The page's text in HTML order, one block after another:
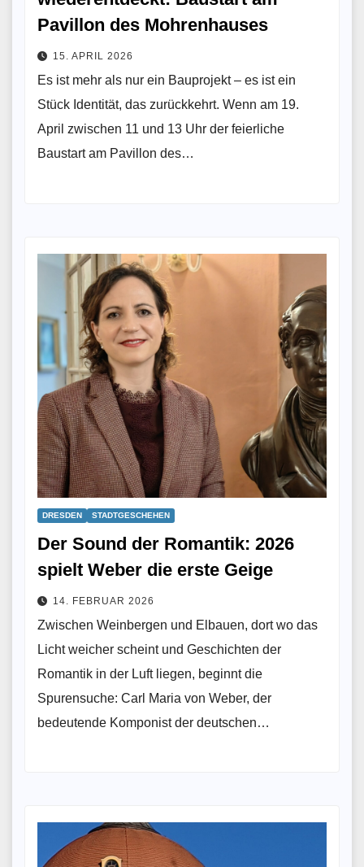
Pavillon des Mohrenhauses
15. APRIL 2026
Es ist mehr als nur ein Bauprojekt – es ist ein
Stück Identität, das zurückkehrt. Wenn am 19.
April zwischen 11 und 13 Uhr der feierliche
Baustart am Pavillon des…
DRESDEN STADTGESCHEHEN
Der Sound der Romantik: 2026
spielt Weber die erste Geige
14. FEBRUAR 2026
Zwischen Weinbergen und Elbauen, dort wo das
Licht weicher scheint und Geschichten der
Romantik in der Luft liegen, beginnt die
Spurensuche: Carl Maria von Weber, der
bedeutende Komponist der deutschen…